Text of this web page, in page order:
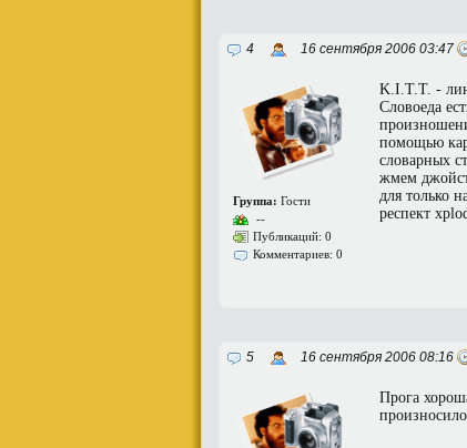
4 16 сентября 2006 03:47
Группа: Гости
--
Публикаций: 0
Комментариев: 0
K.I.T.T. -
Словоеда
помощью
словарных
жмем
для только
респект
5 16 сентября 2006 08:16
Прога